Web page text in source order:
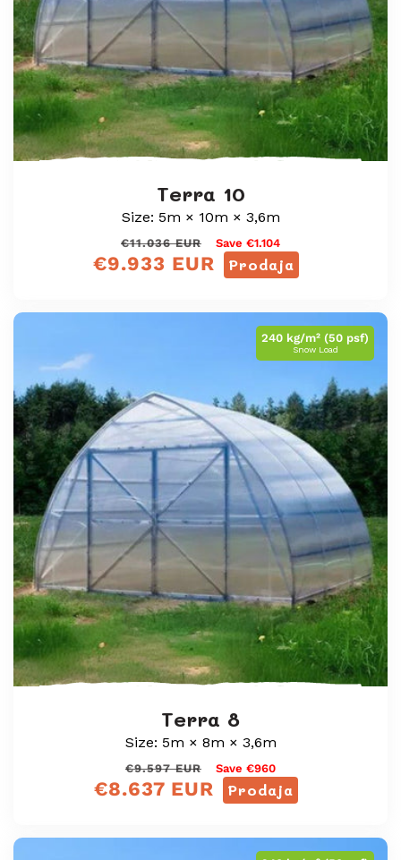
Terra 10
Size: 5m × 10m × 3,6m
Redna
cena
€11.036 EUR Save €1.104
Prodaja
Prodajna
cena
€9.933 EUR
240 kg/m² (50 psf)
Snow Load
Terra 8
Size: 5m × 8m × 3,6m
Redna
cena
€9.597 EUR Save €960
Prodaja
Prodajna
cena
€8.637 EUR